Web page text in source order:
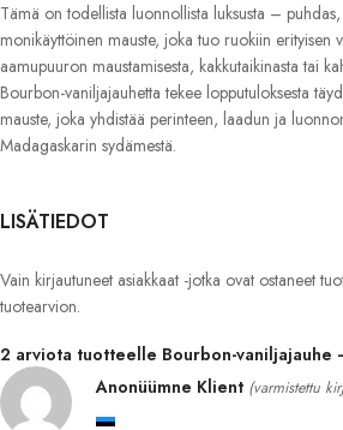
Tämä on todellista luonnollista luksusta –
monikäyttöinen mauste, joka tuo ruokiin erityisen
aamupuuron maustamisesta, kakkutaikinasta tai
Bourbon-vaniljajauhetta tekee lopputuloksesta
mauste, joka yhdistää perinteen, laadun ja
Madagaskarin sydämestä.
LISÄTIEDOT
2 arviota tuotteelle Bourbon-vaniljajauhe
Anonüümne Klient (varmistettu
Vain kirjautuneet asiakkaat -jotka ovat ostaneet
tuotearvion.